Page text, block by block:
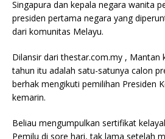
l s
A
p
p
g
ra
m
e
o
o
Singapura dan kepala negara wanita
presiden pertama negara yang
dari komunitas Melayu.
Dilansir dari thestar.com.my , Mantan
tahun itu adalah satu-satunya calon
berhak mengikuti pemilihan Presiden
kemarin.
Beliau mengumpulkan sertifikat
Pemilu di sore hari, tak lama setelah